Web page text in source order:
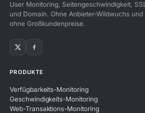
User Monitoring, Seitengeschwindigkeit, SSL
und Domain. Ohne Anbieter-Wildwuchs und
ohne Großkundenpreise.
PRODUKTE
Verfügbarkeits-Monitoring
Geschwindigkeits-Monitoring
Web-Transaktions-Monitoring